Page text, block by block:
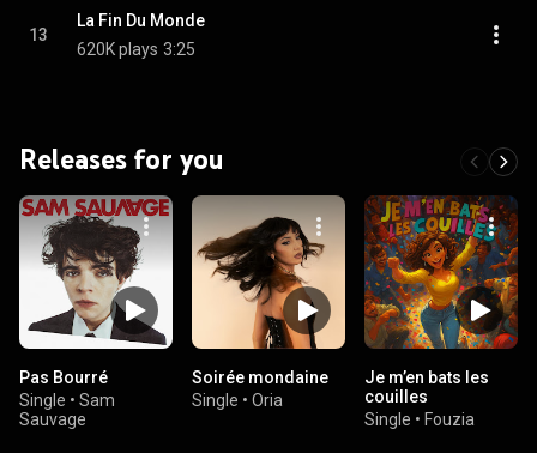
13
La Fin Du Monde
620K plays 3:25
Releases for you
Pas Bourré
Single • Sam
Sauvage
Soirée mondaine
Single • Oria
Je m’en bats les
couilles
Single • Fouzia